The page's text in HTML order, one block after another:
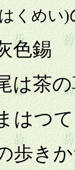
くめい)
錫
茶の
て
か